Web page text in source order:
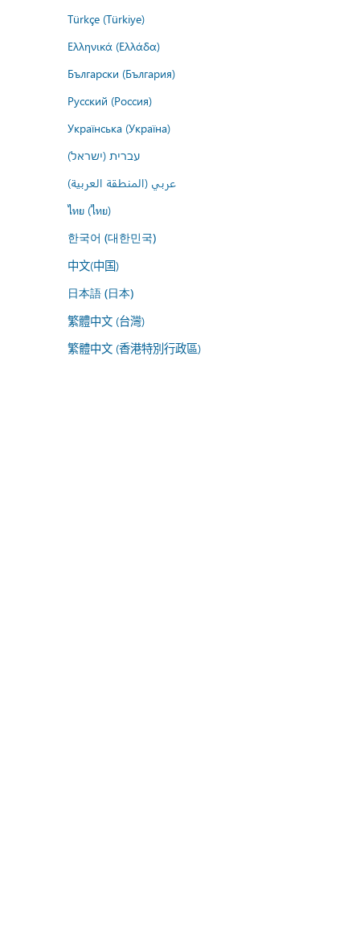
Türkçe (Türkiye)
Ελληνικά (Ελλάδα)
Български (България)
Русский (Россия)
Українська (Україна)
עברית (ישראל)
عربي (المنطقة العربية)
ไทย (ไทย)
한국어 (대한민국)
中文(中国)
日本語 (日本)
繁體中文 (台灣)
繁體中文 (香港特別行政區)